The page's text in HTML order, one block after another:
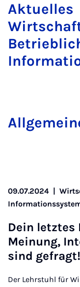
Aktuelles
09.07.2024 |
Dein letz­tes
Mei­nung,
sind ge­fragt!
Der Lehrstuhl für